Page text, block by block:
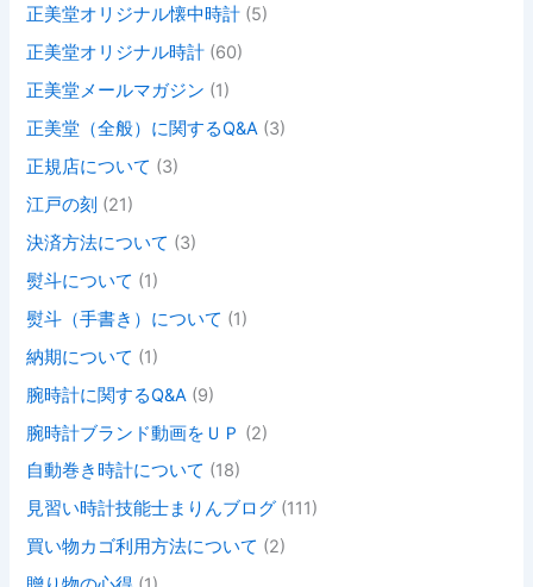
正美堂オリジナル懐中時計 (5)
正美堂オリジナル時計 (60)
正美堂メールマガジン (1)
正美堂（全般）に関するQ&A (3)
正規店について (3)
江戸の刻 (21)
決済方法について (3)
熨斗について (1)
熨斗（手書き）について (1)
納期について (1)
腕時計に関するQ&A (9)
腕時計ブランド動画をＵＰ (2)
自動巻き時計について (18)
見習い時計技能士まりんブログ (111)
買い物カゴ利用方法について (2)